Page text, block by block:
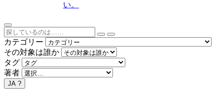
い。
カテゴリー
その対象は誰か
タグ
著者
JA ?